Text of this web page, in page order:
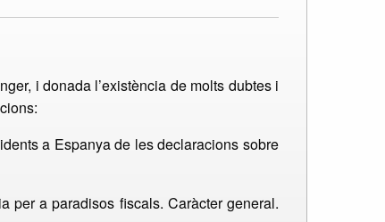
i donada l’existència de molts dubtes i
a Espanya de les declaracions sobre
per a paradisos fiscals. Caràcter general.